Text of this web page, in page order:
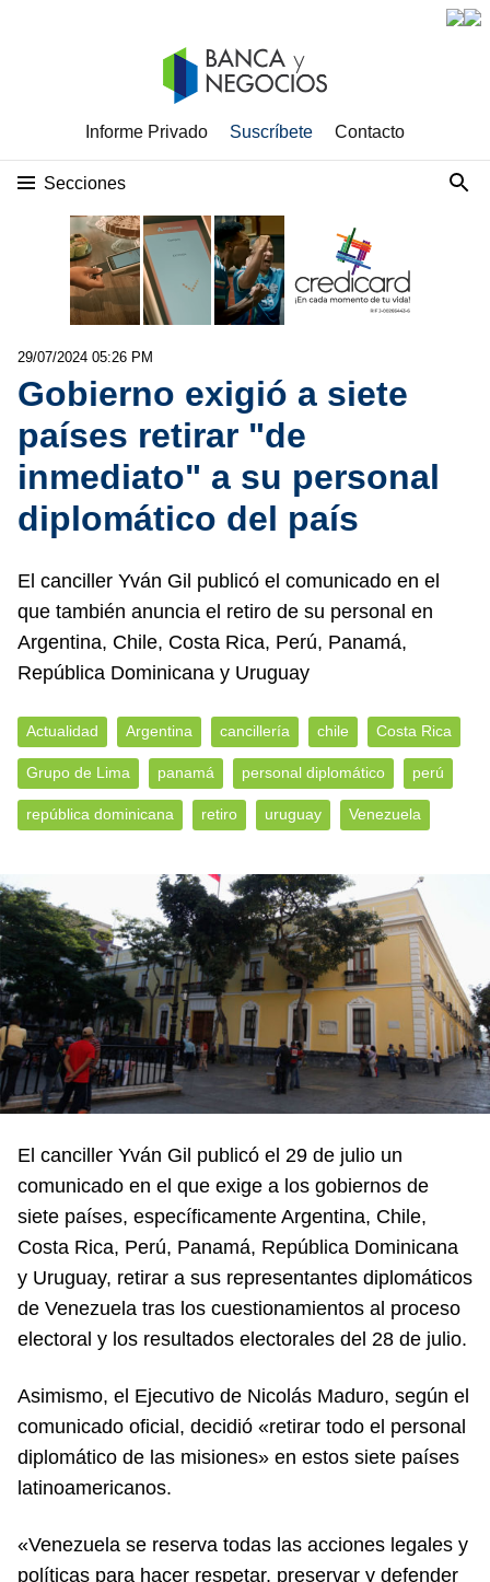
Informe Privado Suscríbete Contacto
Secciones
29/07/2024 05:26 PM
Gobierno exigió a siete
países retirar "de
inmediato" a su personal
diplomático del país
El canciller Yván Gil publicó el comunicado en el
que también anuncia el retiro de su personal en
Argentina, Chile, Costa Rica, Perú, Panamá,
República Dominicana y Uruguay
Actualidad Argentina cancillería chile Costa Rica
Grupo de Lima panamá personal diplomático perú
república dominicana retiro uruguay Venezuela
El canciller Yván Gil publicó el 29 de julio un
comunicado en el que exige a los gobiernos de
siete países, específicamente Argentina, Chile,
Costa Rica, Perú, Panamá, República Dominicana
y Uruguay, retirar a sus representantes diplomáticos
de Venezuela tras los cuestionamientos al proceso
electoral y los resultados electorales del 28 de julio.
Asimismo, el Ejecutivo de Nicolás Maduro, según el
comunicado oficial, decidió «retirar todo el personal
diplomático de las misiones» en estos siete países
latinoamericanos.
«Venezuela se reserva todas las acciones legales y
políticas para hacer respetar, preservar y defender